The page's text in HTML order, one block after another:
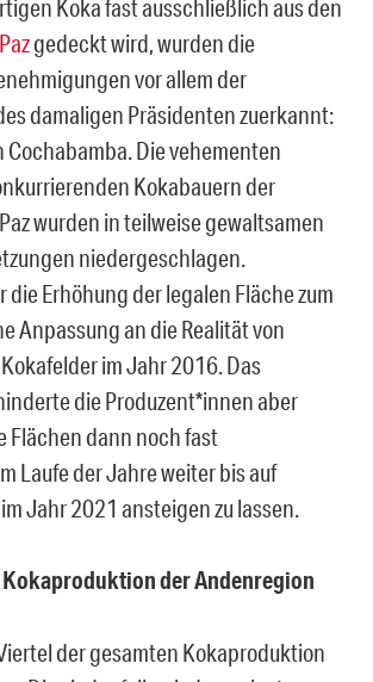
Koka fast ausschließlich aus den
gedeckt wird, wurden die
vor allem der
damaligen Präsidenten zuerkannt:
Cochabamba. Die vehementen
Kokabauern der
wurden in teilweise gewaltsamen
niedergeschlagen.
die Erhöhung der legalen Fläche zum
Anpassung an die Realität von
im Jahr 2016. Das
die Produzent*innen aber
Flächen dann noch fast
Laufe der Jahre weiter bis auf
Jahr 2021 ansteigen zu lassen.
der Andenregion
der gesamten Kokaproduktion